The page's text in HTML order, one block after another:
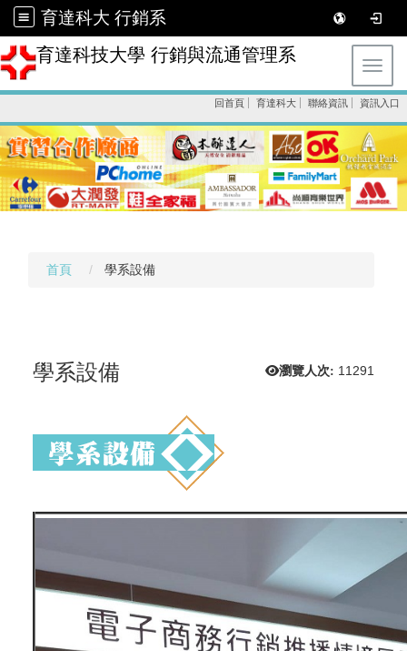
育達科大 行銷系
育達科技大學 行銷與流通管理系
回首頁 育達科大 聯絡資訊 資訊入口
首頁 學系設備
瀏覽人次: 11291
學系設備